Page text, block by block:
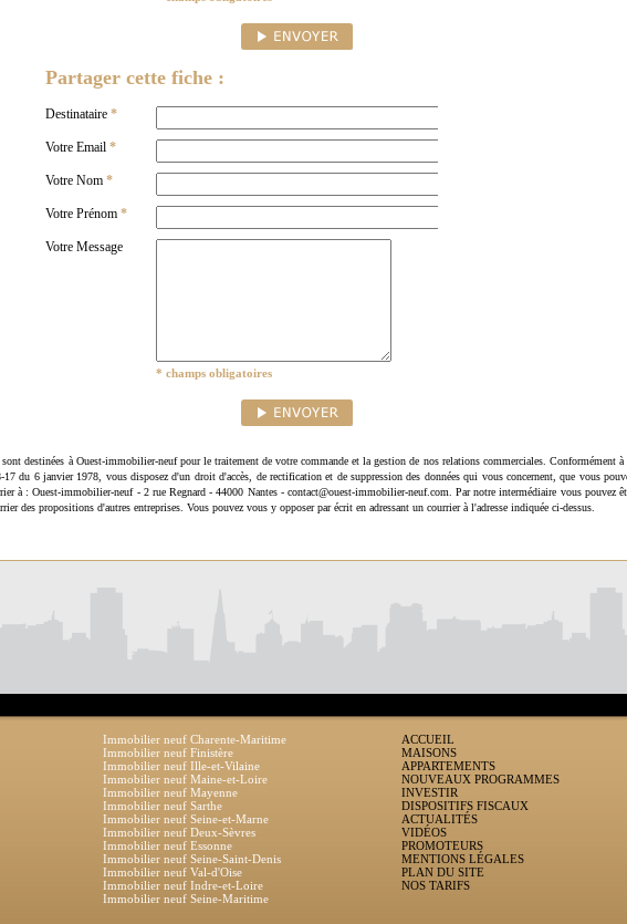
Partager cette fiche :
Destinataire *
Votre Email *
Votre Nom *
Votre Prénom *
Votre Message
* champs obligatoires
destinées à Ouest-immobilier-neuf pour le traitement de votre commande et la gestion de nos relations commerciales. Conformément à
du 6 janvier 1978, vous disposez d'un droit d'accès, de rectification et de suppression des données qui vous concernent, que vous
à : Ouest-immobilier-neuf - 2 rue Regnard - 44000 Nantes - contact@ouest-immobilier-neuf.com. Par notre intermédiaire vous pouvez
des propositions d'autres entreprises. Vous pouvez vous y opposer par écrit en adressant un courrier à l'adresse indiquée ci-dessus.
Immobilier neuf Charente-Maritime
Immobilier neuf Finistère
Immobilier neuf Ille-et-Vilaine
Immobilier neuf Maine-et-Loire
Immobilier neuf Mayenne
Immobilier neuf Sarthe
Immobilier neuf Seine-et-Marne
Immobilier neuf Deux-Sèvres
Immobilier neuf Essonne
Immobilier neuf Seine-Saint-Denis
Immobilier neuf Val-d'Oise
Immobilier neuf Indre-et-Loire
Immobilier neuf Seine-Maritime
ACCUEIL
MAISONS
APPARTEMENTS
NOUVEAUX PROGRAMMES
INVESTIR
DISPOSITIFS FISCAUX
ACTUALITÉS
VIDÉOS
PROMOTEURS
MENTIONS LÉGALES
PLAN DU SITE
NOS TARIFS